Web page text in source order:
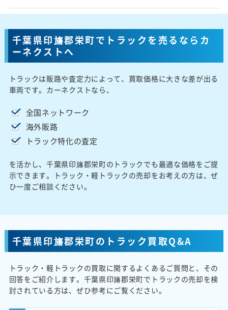
千葉県印旛郡栄町でトラックを売るならカ
ーネクストへ
トラックは販路や査定力によって、買取価格に大きな差が出る
車両です。カーネクストなら、
全国ネットワーク
海外販路
トラック特化の査定
を活かし、千葉県印旛郡栄町のトラックでも最適な価格をご提
示できます。トラック・軽トラックの売却をお考えの方は、ぜ
ひ一度ご相談ください。
千葉県印旛郡栄町のトラック買取Q&A
トラック・軽トラックの買取に関するよくあるご質問と、その
回答をご紹介します。千葉県印旛郡栄町でトラックの売却を検
討されている方は、ぜひ参考にご覧ください。